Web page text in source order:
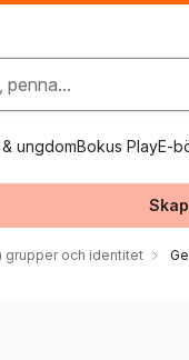
penna...
ungdomBokus PlayE-
grupper och identitet